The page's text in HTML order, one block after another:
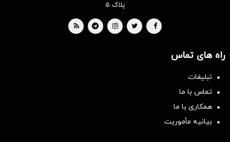
پلاک ۵
راه های تماس
تبلیغات
تماس با ما
همکاری با ما
بیانیه مأموریت